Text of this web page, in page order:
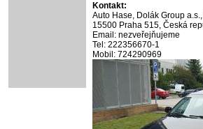
Kontakt:
Auto Hase, Dolák Group
15500 Praha 515, Česká
Email: nezveřejňujeme
Tel: 222356670-1
Mobil: 724290969